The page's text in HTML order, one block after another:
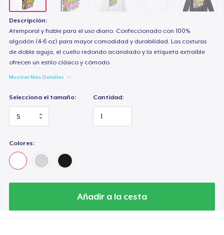
Descripción:
Atemporal y fiable para el uso diario. Confeccionado con 100%
algodón (4-6 oz) para mayor comodidad y durabilidad. Las costuras
de doble aguja, el cuello redondo acanalado y la etiqueta extraíble
ofrecen un estilo clásico y cómodo.
Mostrar Más Detalles
Selecciona el tamaño: Cantidad:
Colores:
Añadir a la cesta